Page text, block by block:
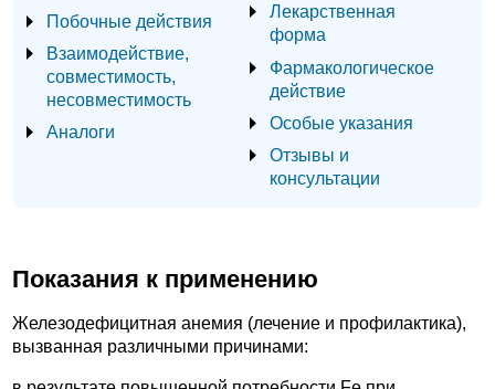
Побочные действия
Взаимодействие,
совместимость,
несовместимость
Аналоги
Лекарственная
форма
Фармакологическое
действие
Особые указания
Отзывы и
консультации
Показания к применению
Железодефицитная анемия (лечение и профилактика),
вызванная различными причинами: